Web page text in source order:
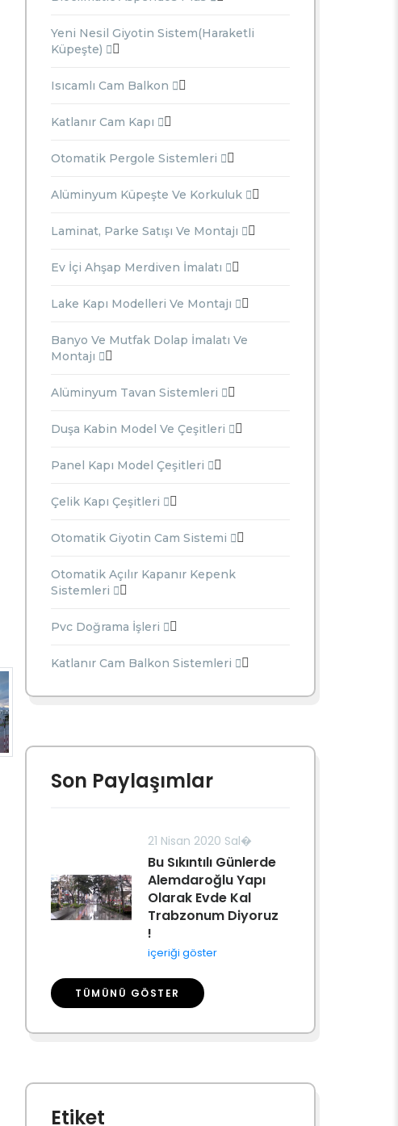
Yeni Nesil Giyotin Sistem(Haraketli
Küpeşte)
Isıcamlı Cam Balkon
Katlanır Cam Kapı
Otomatik Pergole Sistemleri
Alüminyum Küpeşte Ve Korkuluk
Laminat, Parke Satışı Ve Montajı
Ev İçi Ahşap Merdiven İmalatı
Lake Kapı Modelleri Ve Montajı
Banyo Ve Mutfak Dolap İmalatı Ve
Montajı
Alüminyum Tavan Sistemleri
Duşa Kabin Model Ve Çeşitleri
Panel Kapı Model Çeşitleri
Çelik Kapı Çeşitleri
Otomatik Giyotin Cam Sistemi
Otomatik Açılır Kapanır Kepenk
Sistemleri
Pvc Doğrama İşleri
Katlanır Cam Balkon Sistemleri
Son Paylaşımlar
21 Nisan 2020 Sal�
Bu Sıkıntılı Günlerde
Alemdaroğlu Yapı
Olarak Evde Kal
Trabzonum Diyoruz
!
içeriği göster
TÜMÜNÜ GÖSTER
Etiket